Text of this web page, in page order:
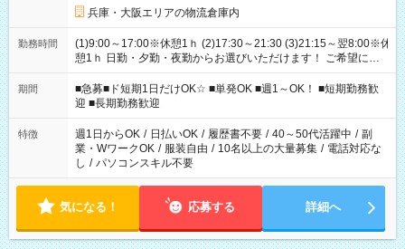
兵庫・大阪エリアの物流倉庫内
勤務時間
(1)9:00～17:00※休憩1ｈ (2)17:30～21:30 (3)21:15～翌8:00※休
憩1ｈ 日勤・夕勤・夜勤からお選びいただけます！ ご希望に合
わせて働けるお仕事です(*^^*) 【その他選べる勤務時間】 8-17
時/9-17時/9-18時/10-18時/11-21時/18-22時/20-翌4時/21-翌5
時/22-翌6時/0-翌8時 ご自身のご都合で選んで頂ける完全自由シ
フト！
期間
■急募■ド短期1日だけOK☆ ■単発OK ■週1～OK！ ■短期勤務歓
迎 ■長期勤務歓迎
特徴 週1日からOK / 日払いOK / 履歴書不要 / 40～50代活躍中 / 副
業・WワークOK / 服装自由 / 10名以上の大量募集 / 電話対応な
し / パソコンスキル不要
気になる！ 応募する 詳細へ